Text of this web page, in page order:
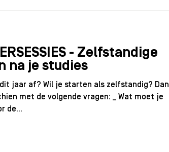
- Zelfstandige
na je studies
jaar af? Wil je starten als zelfstandig? Dan
met de volgende vragen: _ Wat moet je
de...